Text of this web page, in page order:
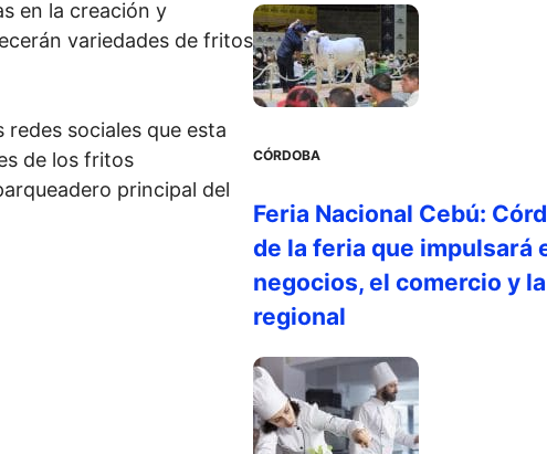
en la creación y
variedades de fritos
sociales que esta
de los fritos
principal del
CÓRDOBA
Feria Nacional Cebú:
de la feria que impulsará
negocios, el comercio y
regional